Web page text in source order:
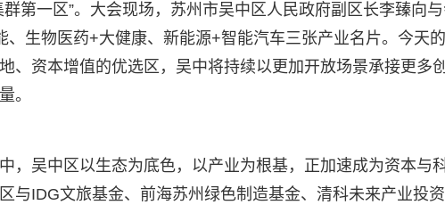
第一区”。大会现场，苏州市吴中区人民政府副区长李臻向
生物医药+大健康、新能源+智能汽车三张产业名片。今天
、资本增值的优选区，吴中将持续以更加开放场景承接更多
。
，吴中区以生态为底色，以产业为根基，正加速成为资本与
与IDG文旅基金、前海苏州绿色制造基金、清科未来产业投